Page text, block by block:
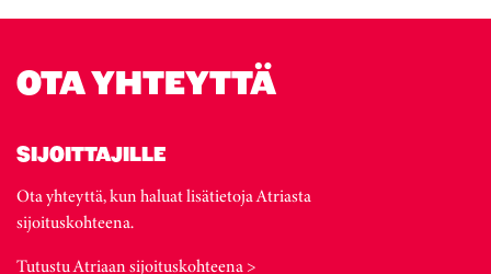
OTA YHTEYTTÄ
SIJOITTAJILLE
Ota yhteyttä, kun haluat lisätietoja Atriasta
sijoituskohteena.
Tutustu Atriaan sijoituskohteena >